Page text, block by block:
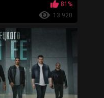
81%
13 920